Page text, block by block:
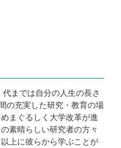
までは自分の人生の長さ
の充実した研究・教育の場
まぐるしく大学改革が進
素晴らしい研究者の方々
上に彼らから学ぶことが